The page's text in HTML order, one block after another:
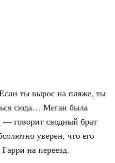
ты вырос на пляже, ты
сюда… Меган была
— говорит сводный брат
уверен, что его
Гарри на переезд.